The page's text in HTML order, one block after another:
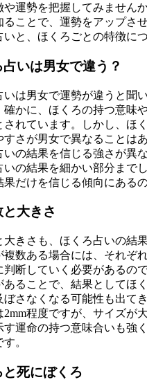
や運勢を把握してみません
ることで、運勢をアップさ
と、ほくろごとの特徴に
いは男女で違う？
いは男女で運勢が違うと聞
確かに、ほくろの持つ意味
されています。しかし、ほ
すさが男女で異なることは
いの結果を信じる強さが異
の結果を細かい部分まで
だけを信じる傾向にあるの
大きさ
大きさも、ほくろ占いの結
複数ある場合には、それぞ
判断していく必要があるの
あることで、結果としてほ
ぼさなくなる可能性も出て
2mm程度ですが、サイズが
す運命の持つ意味合いも強
。
死にぼくろ